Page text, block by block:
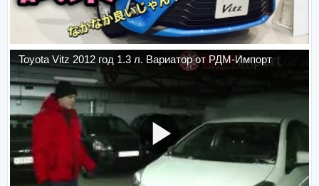
Toyota Vitz 2012 год 1.3 л. Вариатор от РДМ-Импорт